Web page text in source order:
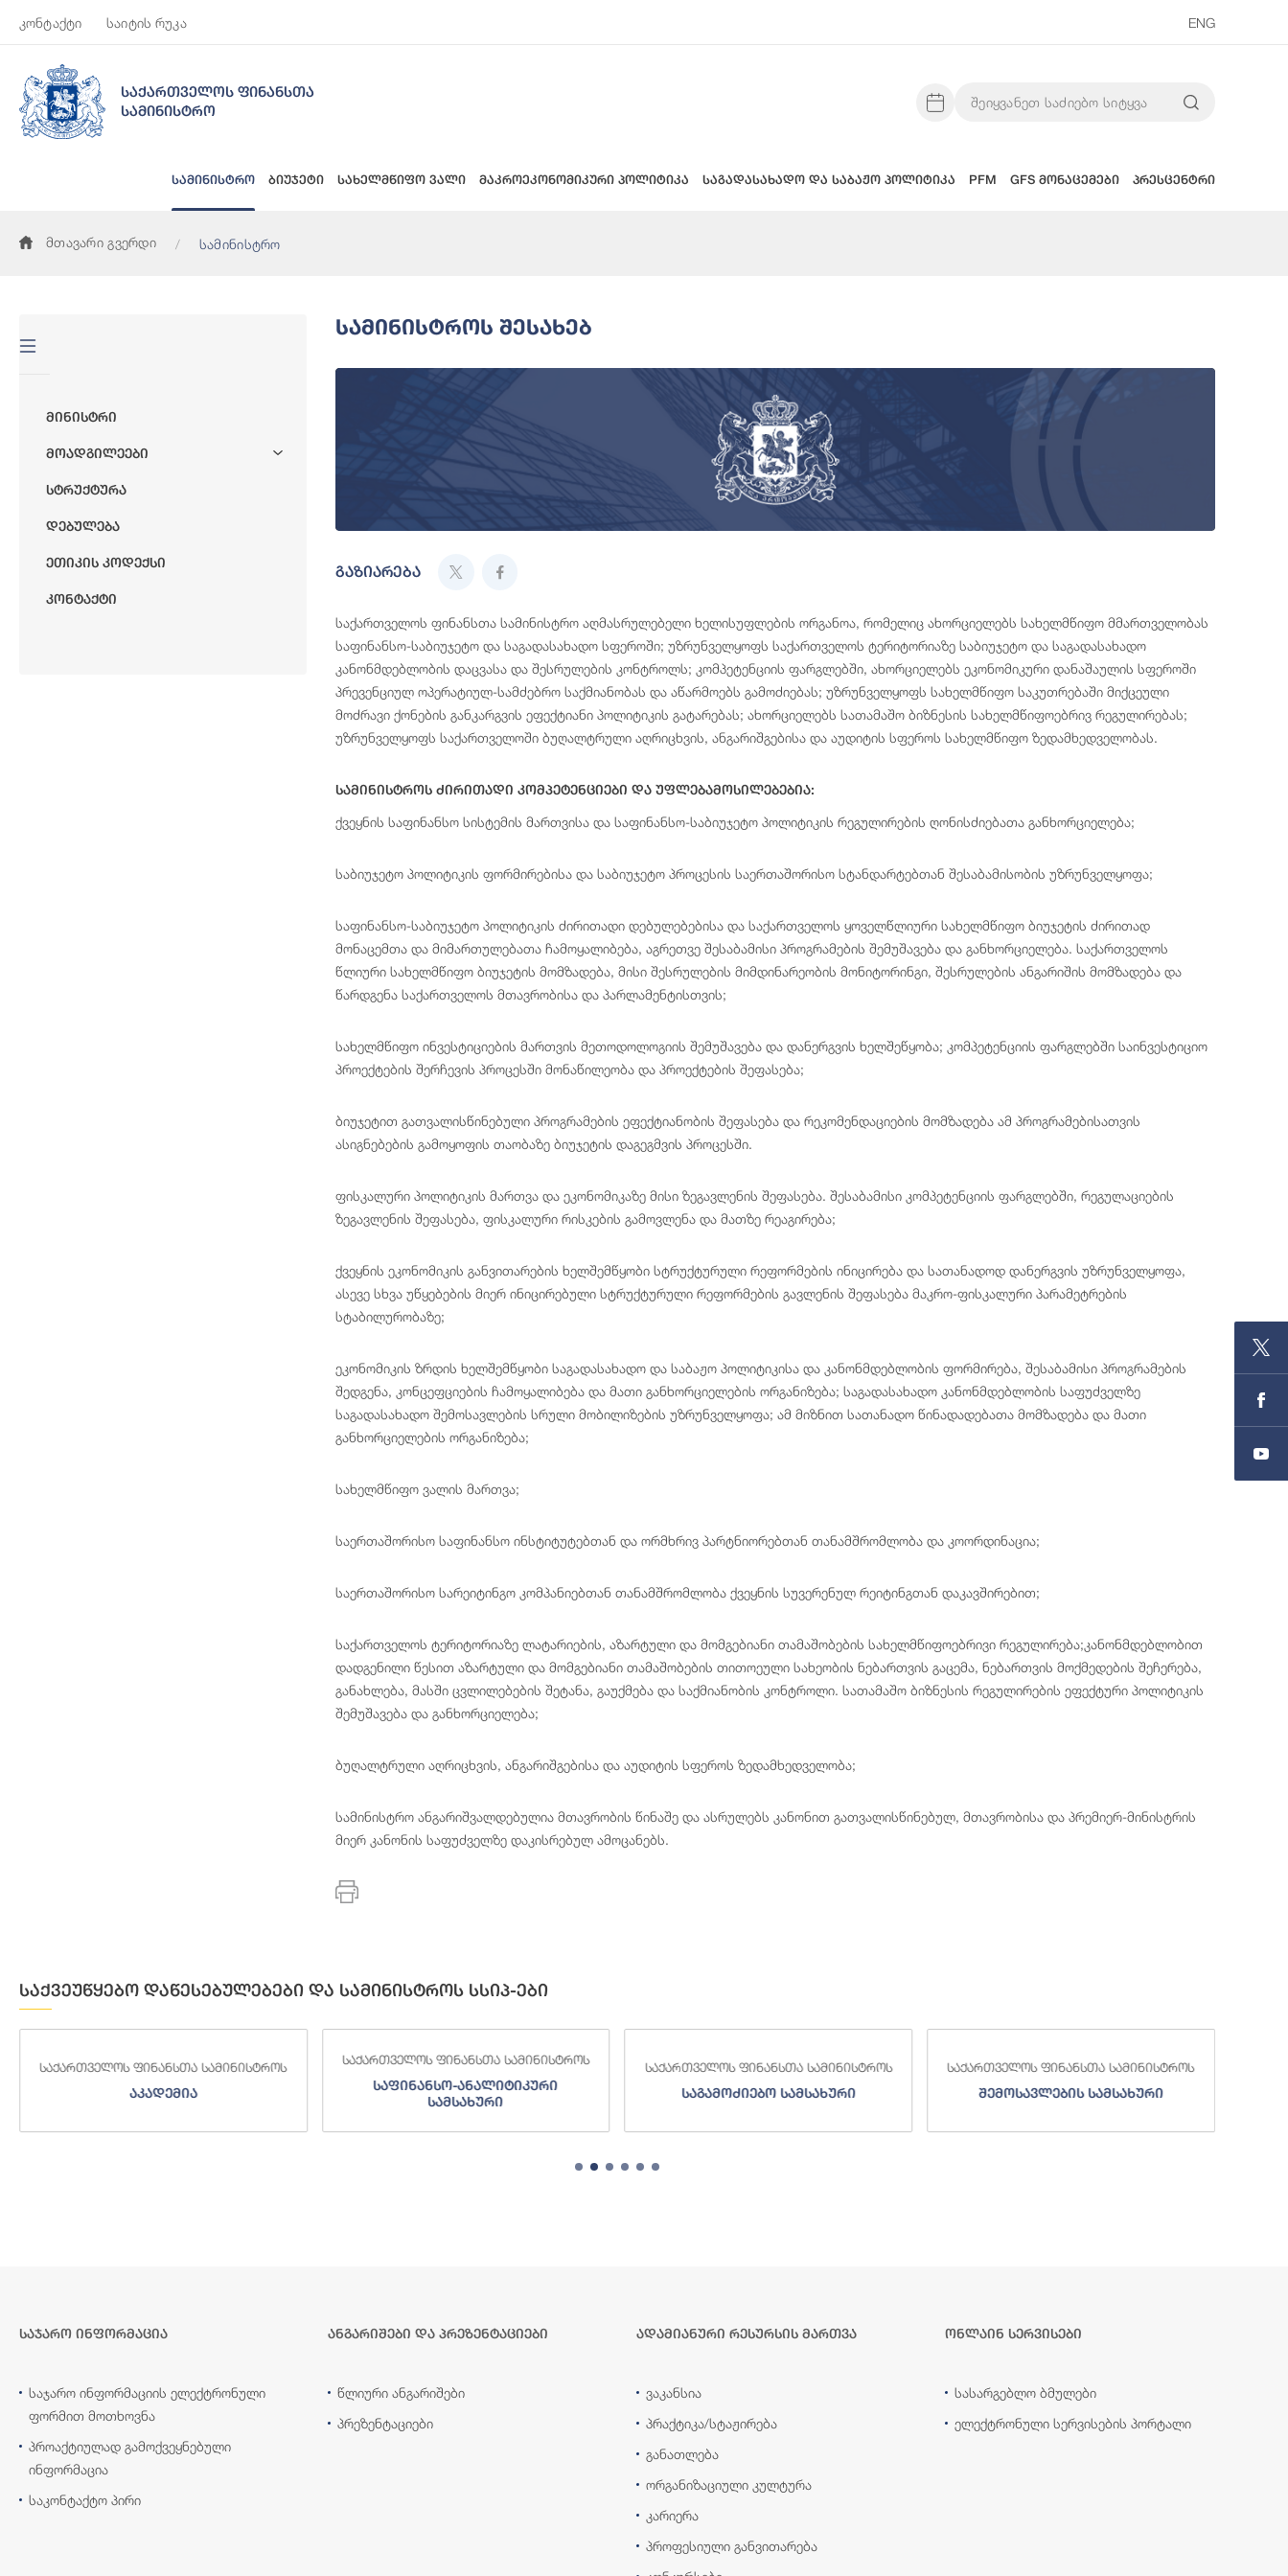
კონტაქტი საიტის რუკა ENG
საქართველოს ფინანსთა
სამინისტრო
სამინისტრო ბიუჯეტი სახელმწიფო ვალი მაკროეკონომიკური პოლიტიკა საგადასახადო და საბაჟო პოლიტიკა PFM GFS მონაცემები პრესცენტრი
მთავარი გვერდი სამინისტრო
Მინისტრი
Მოადგილეები
Სტრუქტურა
Დებულება
Ეთიკის Კოდექსი
Კონტაქტი
Სამინისტროს Შესახებ
გაზიარება
საქართველოს ფინანსთა სამინისტრო აღმასრულებელი ხელისუფლების ორგანოა, რომელიც ახორციელებს სახელმწიფო მმართველობას
საფინანსო-საბიუჯეტო და საგადასახადო სფეროში; უზრუნველყოფს საქართველოს ტერიტორიაზე საბიუჯეტო და საგადასახადო
კანონმდებლობის დაცვასა და შესრულების კონტროლს; კომპეტენციის ფარგლებში, ახორციელებს ეკონომიკური დანაშაულის სფეროში
პრევენციულ ოპერატიულ-სამძებრო საქმიანობას და აწარმოებს გამოძიებას; უზრუნველყოფს სახელმწიფო საკუთრებაში მიქცეული
მოძრავი ქონების განკარგვის ეფექტიანი პოლიტიკის გატარებას; ახორციელებს სათამაშო ბიზნესის სახელმწიფოებრივ რეგულირებას;
უზრუნველყოფს საქართველოში ბუღალტრული აღრიცხვის, ანგარიშგებისა და აუდიტის სფეროს სახელმწიფო ზედამხედველობას.
Სამინისტროს Ძირითადი Კომპეტენციები Და Უფლებამოსილებებია:
ქვეყნის საფინანსო სისტემის მართვისა და საფინანსო-საბიუჯეტო პოლიტიკის რეგულირების ღონისძიებათა განხორციელება;
საბიუჯეტო პოლიტიკის ფორმირებისა და საბიუჯეტო პროცესის საერთაშორისო სტანდარტებთან შესაბამისობის უზრუნველყოფა;
საფინანსო-საბიუჯეტო პოლიტიკის ძირითადი დებულებებისა და საქართველოს ყოველწლიური სახელმწიფო ბიუჯეტის ძირითად
მონაცემთა და მიმართულებათა ჩამოყალიბება, აგრეთვე შესაბამისი პროგრამების შემუშავება და განხორციელება. საქართველოს
წლიური სახელმწიფო ბიუჯეტის მომზადება, მისი შესრულების მიმდინარეობის მონიტორინგი, შესრულების ანგარიშის მომზადება და
წარდგენა საქართველოს მთავრობისა და პარლამენტისთვის;
სახელმწიფო ინვესტიციების მართვის მეთოდოლოგიის შემუშავება და დანერგვის ხელშეწყობა; კომპეტენციის ფარგლებში საინვესტიციო
პროექტების შერჩევის პროცესში მონაწილეობა და პროექტების შეფასება;
ბიუჯეტით გათვალისწინებული პროგრამების ეფექტიანობის შეფასება და რეკომენდაციების მომზადება ამ პროგრამებისათვის
ასიგნებების გამოყოფის თაობაზე ბიუჯეტის დაგეგმვის პროცესში.
ფისკალური პოლიტიკის მართვა და ეკონომიკაზე მისი ზეგავლენის შეფასება. შესაბამისი კომპეტენციის ფარგლებში, რეგულაციების
ზეგავლენის შეფასება, ფისკალური რისკების გამოვლენა და მათზე რეაგირება;
ქვეყნის ეკონომიკის განვითარების ხელშემწყობი სტრუქტურული რეფორმების ინიცირება და სათანადოდ დანერგვის უზრუნველყოფა,
ასევე სხვა უწყებების მიერ ინიცირებული სტრუქტურული რეფორმების გავლენის შეფასება მაკრო-ფისკალური პარამეტრების
სტაბილურობაზე;
ეკონომიკის ზრდის ხელშემწყობი საგადასახადო და საბაჟო პოლიტიკისა და კანონმდებლობის ფორმირება, შესაბამისი პროგრამების
შედგენა, კონცეფციების ჩამოყალიბება და მათი განხორციელების ორგანიზება; საგადასახადო კანონმდებლობის საფუძველზე
საგადასახადო შემოსავლების სრული მობილიზების უზრუნველყოფა; ამ მიზნით სათანადო წინადადებათა მომზადება და მათი
განხორციელების ორგანიზება;
სახელმწიფო ვალის მართვა;
საერთაშორისო საფინანსო ინსტიტუტებთან და ორმხრივ პარტნიორებთან თანამშრომლობა და კოორდინაცია;
საერთაშორისო სარეიტინგო კომპანიებთან თანამშრომლობა ქვეყნის სუვერენულ რეიტინგთან დაკავშირებით;
საქართველოს ტერიტორიაზე ლატარიების, აზარტული და მომგებიანი თამაშობების სახელმწიფოებრივი რეგულირება;კანონმდებლობით
დადგენილი წესით აზარტული და მომგებიანი თამაშობების თითოეული სახეობის ნებართვის გაცემა, ნებართვის მოქმედების შეჩერება,
განახლება, მასში ცვლილებების შეტანა, გაუქმება და საქმიანობის კონტროლი. სათამაშო ბიზნესის რეგულირების ეფექტური პოლიტიკის
შემუშავება და განხორციელება;
ბუღალტრული აღრიცხვის, ანგარიშგებისა და აუდიტის სფეროს ზედამხედველობა;
სამინისტრო ანგარიშვალდებულია მთავრობის წინაშე და ასრულებს კანონით გათვალისწინებულ, მთავრობისა და პრემიერ-მინისტრის
მიერ კანონის საფუძველზე დაკისრებულ ამოცანებს.
საქვეუწყებო დაწესებულებები და სამინისტროს სსიპ-ები
საქართველოს ფინანსთა სამინისტროს
აკადემია
საქართველოს ფინანსთა სამინისტროს
საფინანსო-ანალიტიკური
სამსახური
საქართველოს ფინანსთა სამინისტროს
საგამოძიებო სამსახური
საქართველოს ფინანსთა სამინისტროს
შემოსავლების სამსახური
საჯარო ინფორმაცია
საჯარო ინფორმაციის ელექტრონული
ფორმით მოთხოვნა
პროაქტიულად გამოქვეყნებული
ინფორმაცია
საკონტაქტო პირი
ანგარიშები და პრეზენტაციები
წლიური ანგარიშები
პრეზენტაციები
ადამიანური რესურსის მართვა
ვაკანსია
პრაქტიკა/სტაჟირება
განათლება
ორგანიზაციული კულტურა
კარიერა
პროფესიული განვითარება
ონლაინ სერვისები
სასარგებლო ბმულები
ელექტრონული სერვისების პორტალი